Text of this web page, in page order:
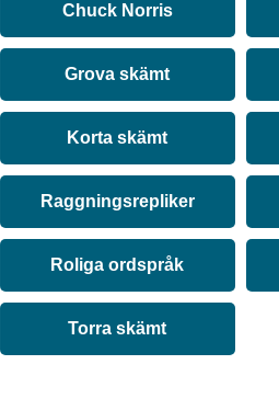
Chuck Norris
Grova skämt
Korta skämt
Raggningsrepliker
Roliga ordspråk
Torra skämt